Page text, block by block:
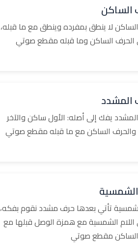
الساكن
لا ينطق بمفرده وينطق مع ما قبله،
الحرف الساكن وما قبله مقطع صوتي
المشدد
يفك إلى أصله: الأول ساكن والآخر
والحرف الساكن مع ما قبله مقطع صوتي
الشمسية
تأتي بعدها حرف مشدد نقوم بفكه،
اللام الشمسية مع همزة الوصل قبلها مع
مقطع صوتي